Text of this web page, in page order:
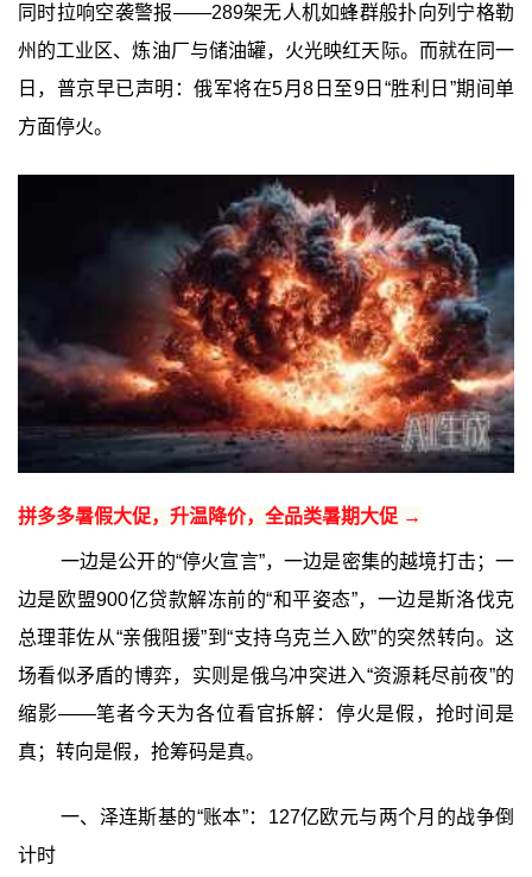
同时拉响空袭警报——289架无人机如蜂群般扑向列宁格勒
州的工业区、炼油厂与储油罐，火光映红天际。而就在同一
日，普京早已声明：俄军将在5月8日至9日“胜利日”期间单
方面停火。
拼多多暑假大促，升温降价，全品类暑期大促 →
一边是公开的“停火宣言”，一边是密集的越境打击；一
边是欧盟900亿贷款解冻前的“和平姿态”，一边是斯洛伐克
总理菲佐从“亲俄阻援”到“支持乌克兰入欧”的突然转向。这
场看似矛盾的博弈，实则是俄乌冲突进入“资源耗尽前夜”的
缩影——笔者今天为各位看官拆解：停火是假，抢时间是
真；转向是假，抢筹码是真。
一、泽连斯基的“账本”：127亿欧元与两个月的战争倒
计时